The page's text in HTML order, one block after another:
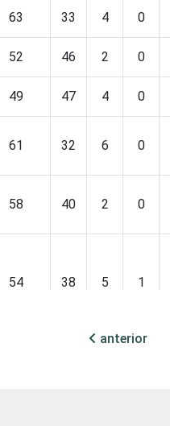
63 33 4 0
52 46 2 0
49 47 4 0
61 32 6 0
58 40 2 0
54 38 5 1
anterior